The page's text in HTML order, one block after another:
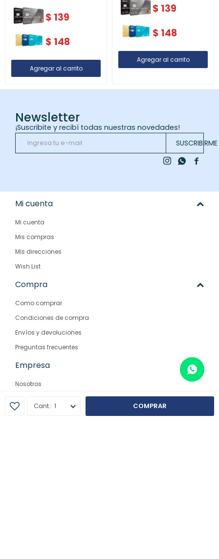
1 COMPRAR
$ 139
$ 148
$ 139
$ 148
Newsletter
¡Suscribite y recibí todas nuestras novedades!
SUSCRIBIRME

 
Mi cuenta
Mi cuenta
Mis compras
Mis direcciones
Wish List
Compra
Como comprar
Condiciones de compra
Envíos y devoluciones
Preguntas frecuentes
Empresa
Nosotros